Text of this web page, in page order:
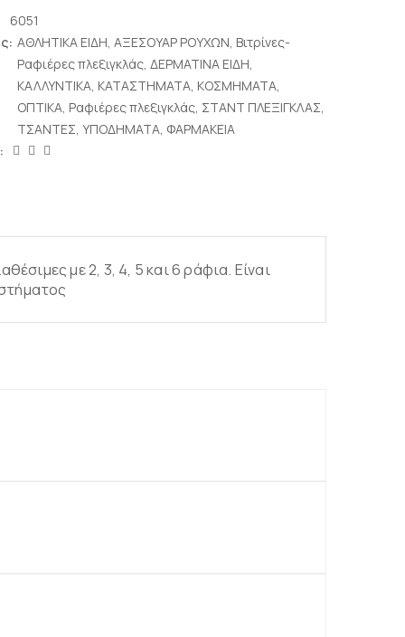
6051
ΑΘΛΗΤΙΚΑ ΕΙΔΗ, ΑΞΕΣΟΥΑΡ ΡΟΥΧΩΝ, Βιτρίνες-
Ραφιέρες πλεξιγκλάς, ΔΕΡΜΑΤΙΝΑ ΕΙΔΗ,
ΚΑΛΛΥΝΤΙΚΑ, ΚΑΤΑΣΤΗΜΑΤΑ, ΚΟΣΜΗΜΑΤΑ,
ΟΠΤΙΚΑ, Ραφιέρες πλεξιγκλάς, ΣΤΑΝΤ ΠΛΕΞΙΓΚΛΑΣ,
ΤΣΑΝΤΕΣ, ΥΠΟΔΗΜΑΤΑ, ΦΑΡΜΑΚΕΙΑ
με 2, 3, 4, 5 και 6 ράφια. Είναι